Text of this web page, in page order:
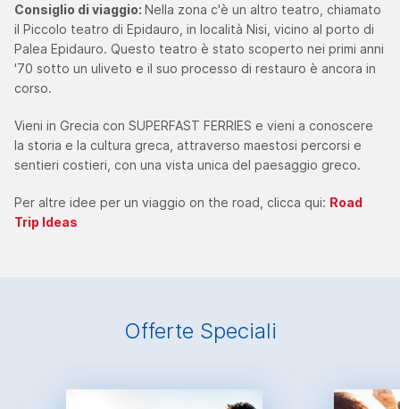
Consiglio di viaggio: Nella zona c'è un altro teatro, chiamato
il Piccolo teatro di Epidauro, in località Nisi, vicino al porto di
Palea Epidauro. Questo teatro è stato scoperto nei primi anni
'70 sotto un uliveto e il suo processo di restauro è ancora in
corso.
Vieni in Grecia con SUPERFAST FERRIES e vieni a conoscere
la storia e la cultura greca, attraverso maestosi percorsi e
sentieri costieri, con una vista unica del paesaggio greco.
Per altre idee per un viaggio on the road, clicca qui: Road
Trip Ideas
Offerte Speciali